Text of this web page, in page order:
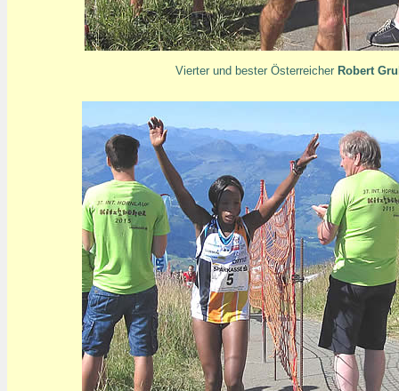
Vierter und bester Österreicher Robert